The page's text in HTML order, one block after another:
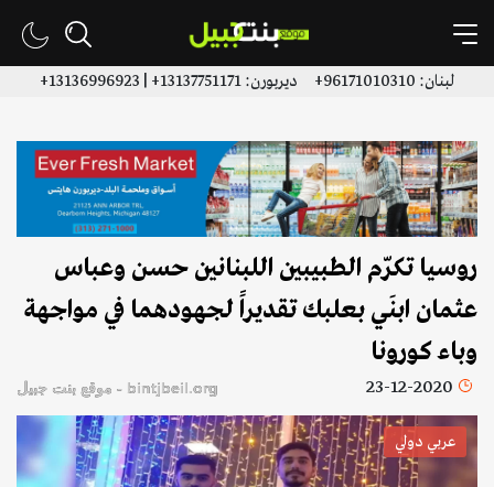
لبنان: 96171010310+ ديربورن: 13137751171+ | 13136996923+
روسيا تكرّم الطبيبين اللبنانين حسن وعباس
عثمان ابنَي بعلبك تقديراً لجهودهما في مواجهة
وباء كورونا
23-12-2020 bintjbeil.org - موقع بنت جبيل
عربي دولي